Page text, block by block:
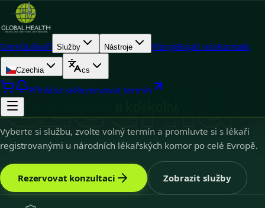
DomůLékaři Služby Nástroje PlányBlogO násKontakt
Czechia cs
Přihlásit seRezervovat termín
Czechia
Czechia k dispozici
Medicína kdykoliv
Vyberte si službu, zvolte volný termín a promluvte si s lékaři
registrovanými u národních lékařských komor po celé Evropě.
Rezervovat konzultaci Zobrazit služby